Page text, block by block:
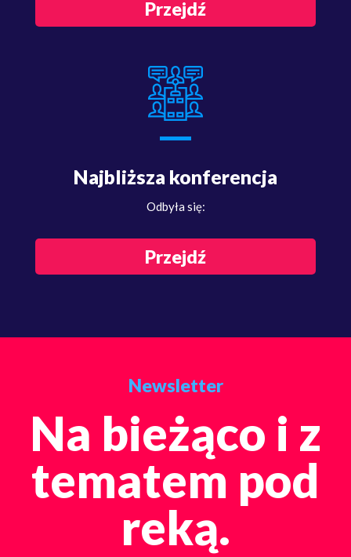
Przejdź
Najbliższa konferencja
Odbyła się:
Przejdź
Newsletter
Na bieżąco i z
tematem pod
reką.